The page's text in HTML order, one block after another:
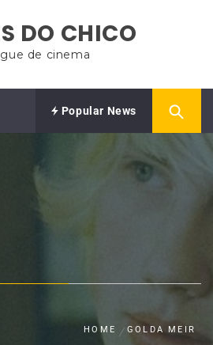
DO CHICO
de cinema
Popular News
HOME GOLDA MEIR